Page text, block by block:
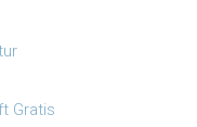
Gratis